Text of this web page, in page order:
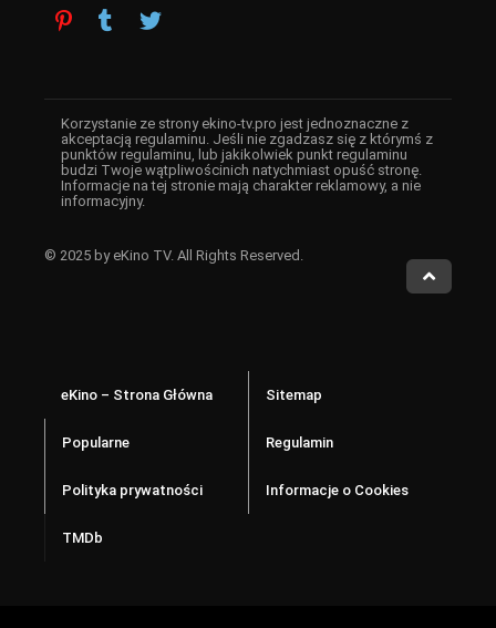
Korzystanie ze strony ekino-tv.pro jest jednoznaczne z
akceptacją regulaminu. Jeśli nie zgadzasz się z którymś z
punktów regulaminu, lub jakikolwiek punkt regulaminu
budzi Twoje wątpliwościnich natychmiast opuść stronę.
Informacje na tej stronie mają charakter reklamowy, a nie
informacyjny.
© 2025 by eKino TV. All Rights Reserved.
eKino – Strona Główna Sitemap
Popularne Regulamin
Polityka prywatności Informacje o Cookies
TMDb